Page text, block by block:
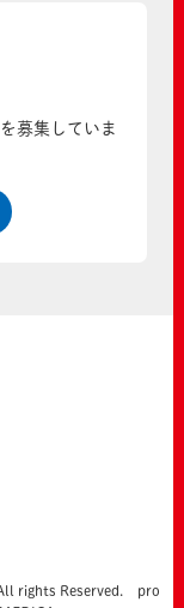
募集していま
rights Reserved. pro